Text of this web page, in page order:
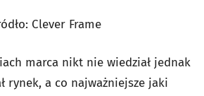
Clever Frame
marca nikt nie wiedział jednak
rynek, a co najważniejsze jaki